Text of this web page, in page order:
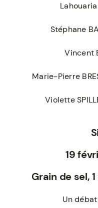
Stéphane
Vincent
Marie-Pierre
Violette
19
Grain de sel,
Un